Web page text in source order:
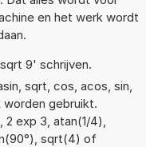
en het werk wordt
9' schrijven.
sqrt, cos, acos, sin,
worden gebruikt.
exp 3, atan(1/4),
sqrt(4) of